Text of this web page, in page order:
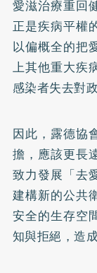
愛滋治療重回
正是疾病平權
以偏概全的把
上其他重大疾
感染者失去對
因此，露德協
擔，應該更長
致力發展「去
建構新的公共
安全的生存空
知與拒絕，造